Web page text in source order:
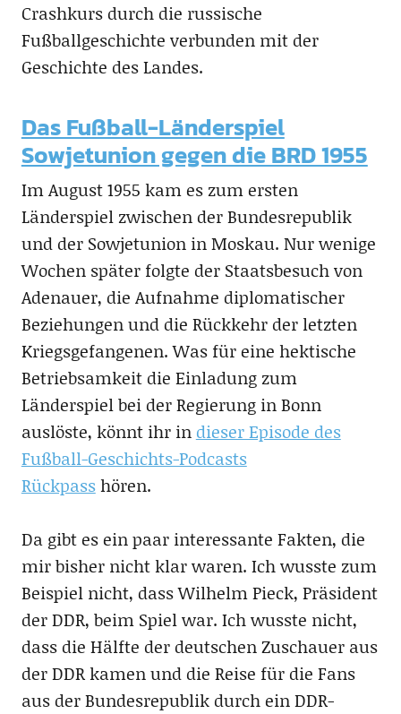
Crashkurs durch die russische
Fußballgeschichte verbunden mit der
Geschichte des Landes.
Das Fußball-Länderspiel
Sowjetunion gegen die BRD 1955
Im August 1955 kam es zum ersten
Länderspiel zwischen der Bundesrepublik
und der Sowjetunion in Moskau. Nur wenige
Wochen später folgte der Staatsbesuch von
Adenauer, die Aufnahme diplomatischer
Beziehungen und die Rückkehr der letzten
Kriegsgefangenen. Was für eine hektische
Betriebsamkeit die Einladung zum
Länderspiel bei der Regierung in Bonn
auslöste, könnt ihr in dieser Episode des
Fußball-Geschichts-Podcasts
Rückpasshören.
Da gibt es ein paar interessante Fakten, die
mir bisher nicht klar waren. Ich wusste zum
Beispiel nicht, dass Wilhelm Pieck, Präsident
der DDR, beim Spiel war. Ich wusste nicht,
dass die Hälfte der deutschen Zuschauer aus
der DDR kamen und die Reise für die Fans
aus der Bundesrepublik durch ein DDR-